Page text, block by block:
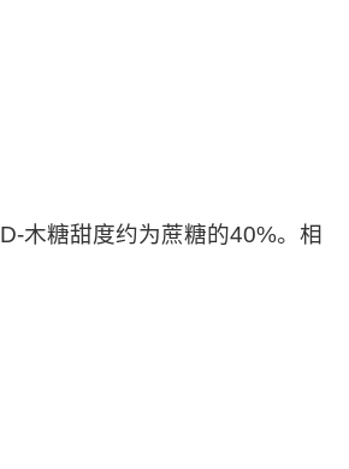
D-木糖甜度约为蔗糖的40%。相